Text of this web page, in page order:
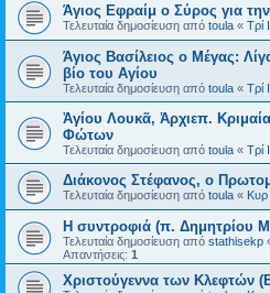
Άγιος Εφραίμ ο Σύρος για
Τελευταία δημοσίευση από toula « Τρί
Άγιος Βασίλειος ο Μέγας:
βίο του Αγίου
Τελευταία δημοσίευση από toula « Τρί
Ἁγίου Λουκᾶ, Ἀρχιεπ.
Φώτων
Τελευταία δημοσίευση από toula « Τρί
Διάκονος Στέφανος, ο
Τελευταία δημοσίευση από toula « Κυρ
Η συντροφιά (π. Δημητρίου
Τελευταία δημοσίευση από stathisekp
Απαντήσεις: 1
Χριστούγεννα των Kλεφτών